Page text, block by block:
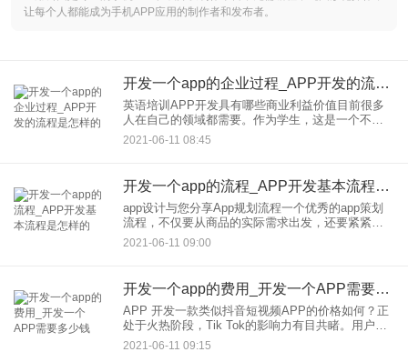
让每个人都能成为手机APP应用的制作者和发布者。
开发一个app的企业过程_APP开发的流程是怎样的
英语培训APP开发具有哪些商业利益价值目前很多
人在自己的领域都需要。作为学生，这是一个不断
掌握一门外语的过程。在这个过程中，有的人擅
长，有的人需要不断的练习。首先更新培训计划等
2021-06-11 08:45
开发一个app的流程_APP开发基本流程是怎样的
app设计与您分享App规划流程一个优秀的app策划
流程，不仅要从商品的实际需求出发，还要紧紧围
绕用户的体验，才能保证策划方案的灵活性和突出
功能。FaceUI app规划流程：1。用户讨论用户讨论
2021-06-11 09:00
开发一个app的费用_开发一个APP需要多少钱
APP 开发一款类似抖音短视频APP的价格如何？正
处于火热阶段，Tik Tok的影响力有目共睹。用户总
体上趋于年轻化，用户流量大。Tik Tok的成功也让
人明白，在前移动互联网时代，开发的优质A
2021-06-11 09:15